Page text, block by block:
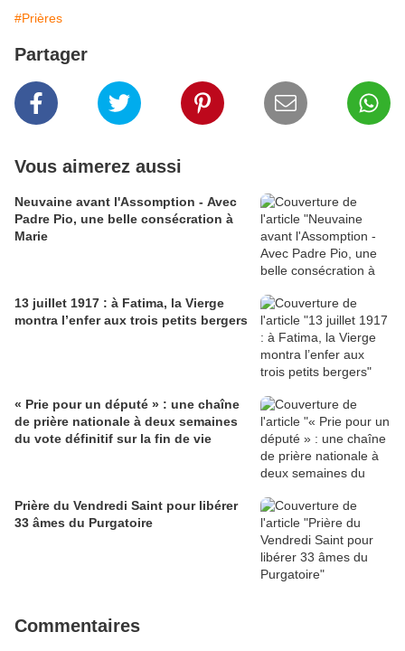
#Prières
Partager
Vous aimerez aussi
Neuvaine avant l'Assomption - Avec
Padre Pio, une belle consécration à
Marie
13 juillet 1917 : à Fatima, la Vierge
montra l’enfer aux trois petits bergers
« Prie pour un député » : une chaîne
de prière nationale à deux semaines
du vote définitif sur la fin de vie
Prière du Vendredi Saint pour libérer
33 âmes du Purgatoire
Commentaires